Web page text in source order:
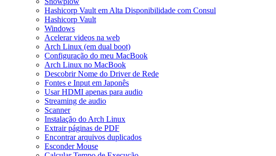
Hashicorp Vault em Alta Disponibilidade com Consul
Hashicorp Vault
Windows
Acelerar videos na web
Arch Linux (em dual boot)
Configuração do meu MacBook
Arch Linux no MacBook
Descobrir Nome do Driver de Rede
Fontes e Input em Japonês
Usar HDMI apenas para audio
Streaming de audio
Scanner
Instalação do Arch Linux
Extrair páginas de PDF
Encontrar arquivos duplicados
Esconder Mouse